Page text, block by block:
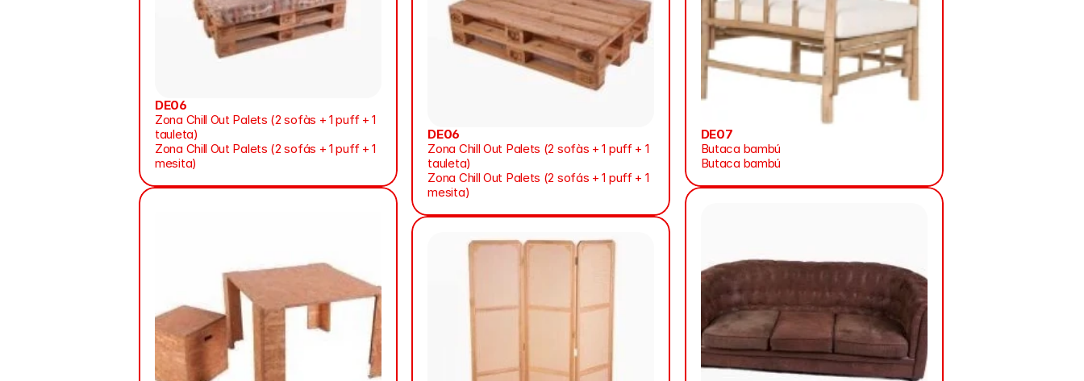
DE06
Zona Chill Out Palets (2 sofàs + 1 puff + 1
tauleta)
Zona Chill Out Palets (2 sofás + 1 puff + 1
mesita)
DE06
Zona Chill Out Palets (2 sofàs + 1 puff + 1
tauleta)
Zona Chill Out Palets (2 sofás + 1 puff + 1
mesita)
DE07
Butaca bambú
Butaca bambú